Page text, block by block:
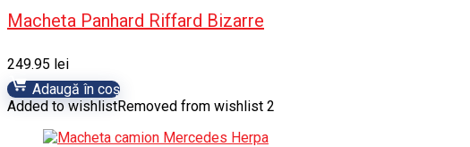
Macheta Panhard Riffard Bizarre
249.95 lei
Adaugă în coș
Added to wishlistRemoved from wishlist 2